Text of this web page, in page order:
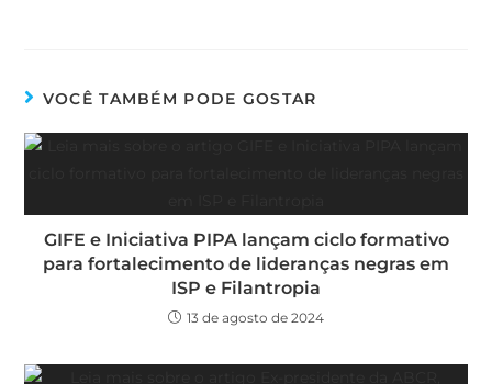
VOCÊ TAMBÉM PODE GOSTAR
GIFE e Iniciativa PIPA lançam ciclo formativo
para fortalecimento de lideranças negras em
ISP e Filantropia
13 de agosto de 2024